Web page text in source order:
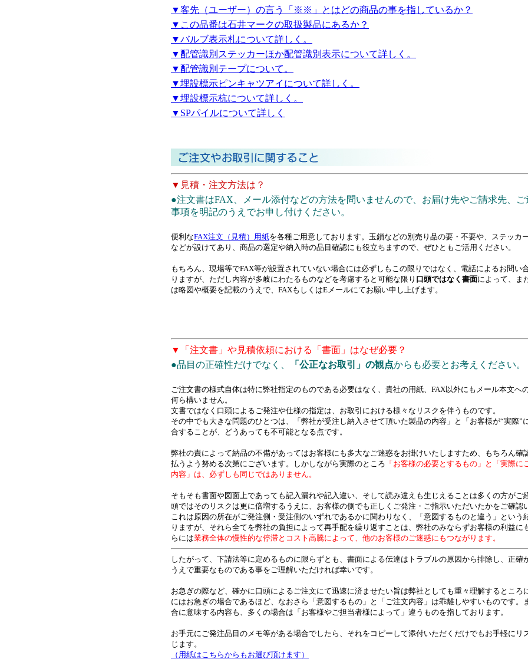
▼客先（ユーザー）の言う「※※」とはどの商品の事を指しているか？
▼この品番は石井マークの取扱製品にあるか？
▼バルブ表示札について詳しく。
▼配管識別ステッカーほか配管識別表示について詳しく。
▼配管識別テープについて。
▼埋設標示ピンキャツアイについて詳しく。
▼埋設標示杭について詳しく。
▼SPパイルについて詳しく
▼見積・注文方法は？
●注文書はFAX、メール添付などの方法を問いませんので、お届け先やご請求先、
事項を明記のうえでお申し付けください。
便利なFAX注文（見積）用紙を各種ご用意しております。玉鎖などの別売り品の要・不要や、ステッカ
などが設けてあり、商品の選定や納入時の品目確認にも役立ちますので、ぜひともご活用ください。
もちろん、現場等でFAX等が設置されていない場合には必ずしもこの限りではなく、電話によるお問い
りますが、ただし内容が多岐にわたるものなどを考慮すると可能な限り 口頭ではなく書面によって、ま
は略図や概要を記載のうえで、FAXもしくはEメールにてお願い申し上げます。
▼「注文書」や見積依頼における「書面」はなぜ必要？
●品目の正確性だけでなく、
「公正なお取引」の観点からも必要とお考えください。
ご注文書の様式自体は特に弊社指定のものである必要はなく、貴社の用紙、FAX以外にもメール本文へ
何ら構いません。
文書ではなく口頭によるご発注や仕様の指定は、お取引における様々なリスクを伴うものです。
その中でも大きな問題のひとつは、「弊社が受注し納入させて頂いた製品の内容」と「お客様が“実際”
合することが、どうあっても不可能となる点です。
弊社の責によって納品の不備があってはお客様にも多大なご迷惑をお掛けいたしますため、もちろん確
払うよう努める次第にございます。しかしながら実際のところ 「お客様の必要とするもの」と「実際
内容」は、必ずしも同じではありません。
そもそも書面や図面上であっても記入漏れや記入違い、そして読み違えも生じえることは多くの方がご
頭ではそのリスクは更に倍増するうえに、お客様の側でも正しくご発注・ご指示いただいたかをご確認
これは原因の所在がご発注側・受注側のいずれであるかに関わりなく、「意図するものと違う」という
りますが、それら全てを弊社の負担によって再手配を繰り返すことは、弊社のみならずお客様の利益に
らには業務全体の慢性的な停滞とコスト高騰によって、他のお客様のご迷惑にもつながります。
したがって、下請法等に定めるものに限らずとも、書面による伝達はトラブルの原因から排除し、正確
うえで重要なものである事をご理解いただければ幸いです。
お急ぎの際など、確かに口頭によるご注文にて迅速に済ませたい旨は弊社としても重々理解するところ
にはお急ぎの場合であるほど、なおさら「意図するもの」と「ご注文内容」は乖離しやすいものです。
合に意味する内容も、多くの場合は「お客様やご担当者様によって」違うものを指しております。
お手元にご発注品目のメモ等がある場合でしたら、それをコピーして添付いただくだけでもお手軽にリ
じます。
（用紙はこちらからもお選び頂けます）